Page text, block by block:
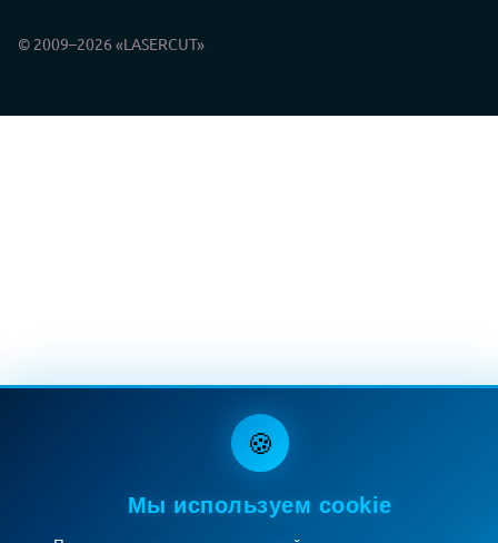
© 2009–2026 «LASERCUT»
🍪
Мы используем cookie